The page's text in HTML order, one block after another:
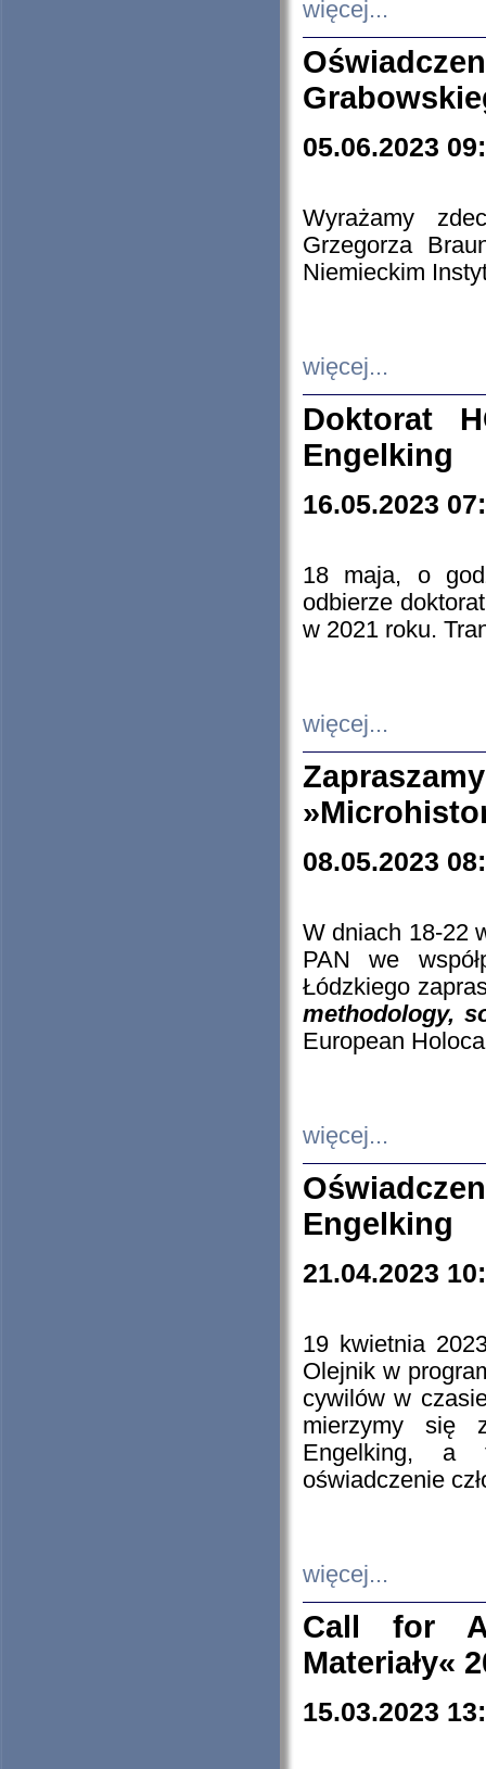
więcej...
05.06.2023
Wyrażamy
Grzegorza
Niemieckim
więcej...
Doktorat
Engelking
16.05.2023
18 maja, o
odbierze
w 2021 roku.
więcej...
08.05.2023
W dniach 18-22
PAN we
Łódzkiego
methodology,
European
więcej...
Engelking
21.04.2023
19 kwietnia
Olejnik w
cywilów w
mierzymy się
Engelking, a
oświadczenie
więcej...
Call for
Materiały«
15.03.2023